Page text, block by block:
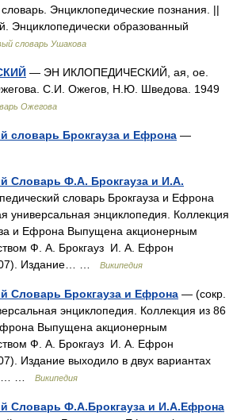
Энциклопедические познания. ||
Энциклопедически образованный
словарь Ушакова
— ЭН ИКЛОПЕДИЧЕСКИЙ, ая, ое.
С.И. Ожегов, Н.Ю. Шведова. 1949
Ожегова
словарь Брокгауза и Ефрона —
Словарь Ф.А. Брокгауза и И.А.
словарь Брокгауза и Ефрона
универсальная энциклопедия. Коллекция
и Ефрона Выпущена акционерным
Ф. А. Брокгауз И. А. Ефрон
Издание… …
Википедия
Словарь Брокгауза и Ефрона — (сокр.
энциклопедия. Коллекция из 86
Выпущена акционерным
Ф. А. Брокгауз И. А. Ефрон
Издание выходило в двух вариантах
2… …
Википедия
Словарь Ф.А.Брокгауза и И.А.Ефрона